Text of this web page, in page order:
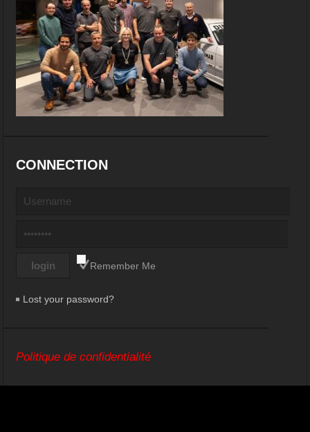
CONNECTION
Remember Me
Lost your password?
Politique de confidentialité